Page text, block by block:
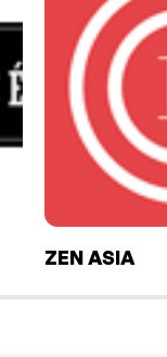
ZEN ASIA